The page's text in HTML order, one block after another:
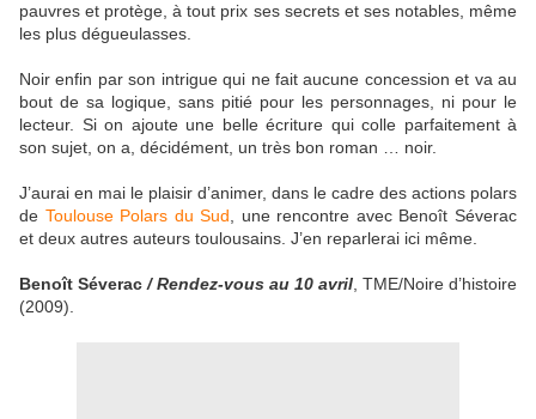
pauvres et protège, à tout prix ses secrets et ses notables, même
les plus dégueulasses.
Noir enfin par son intrigue qui ne fait aucune concession et va au
bout de sa logique, sans pitié pour les personnages, ni pour le
lecteur. Si on ajoute une belle écriture qui colle parfaitement à
son sujet, on a, décidément, un très bon roman … noir.
J’aurai en mai le plaisir d’animer, dans le cadre des actions polars
de Toulouse Polars du Sud , une rencontre avec Benoît Séverac
et deux autres auteurs toulousains. J’en reparlerai ici même.
Benoît Séverac / Rendez-vous au 10 avril , TME/Noire d’histoire
(2009).